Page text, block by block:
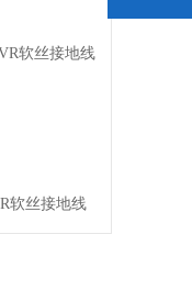
软丝接地线